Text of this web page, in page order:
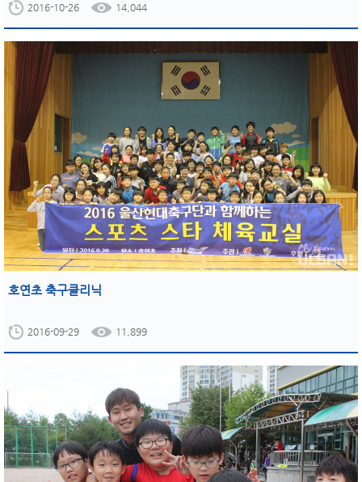
2016-10-26 14,044
호연초 축구클리닉
2016-09-29 11,899